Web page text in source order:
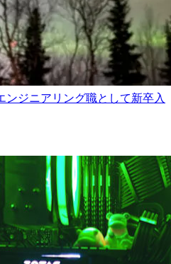
ンジニアリング職として新卒入